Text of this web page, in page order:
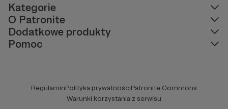
Kategorie
O Patronite
Dodatkowe produkty
Pomoc
RegulaminPolityka prywatnościPatronite Commons
Warunki korzystania z serwisu